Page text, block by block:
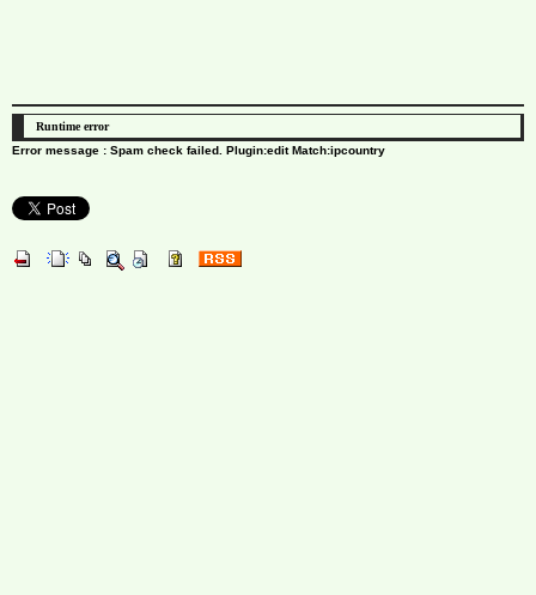
Runtime error
Error message : Spam check failed. Plugin:edit Match:ipcountry